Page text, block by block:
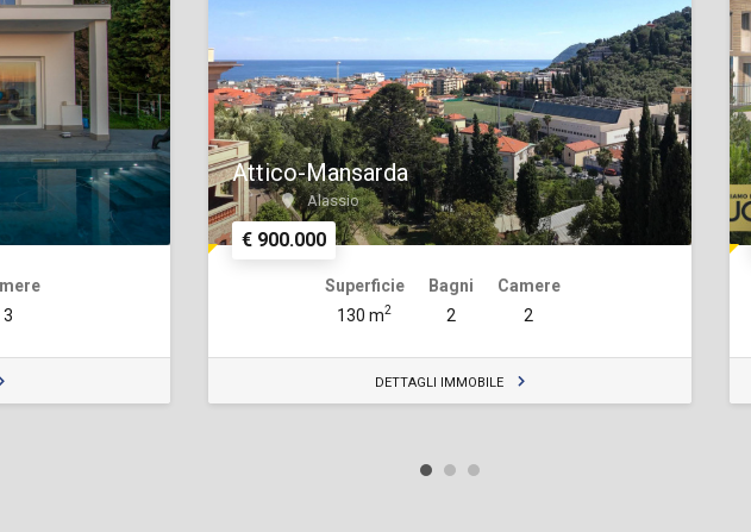
3
€ 900.000
Attico-Mansarda
Alassio
Superficie
130 m2
Bagni
2
Camere
2
DETTAGLI IMMOBILE